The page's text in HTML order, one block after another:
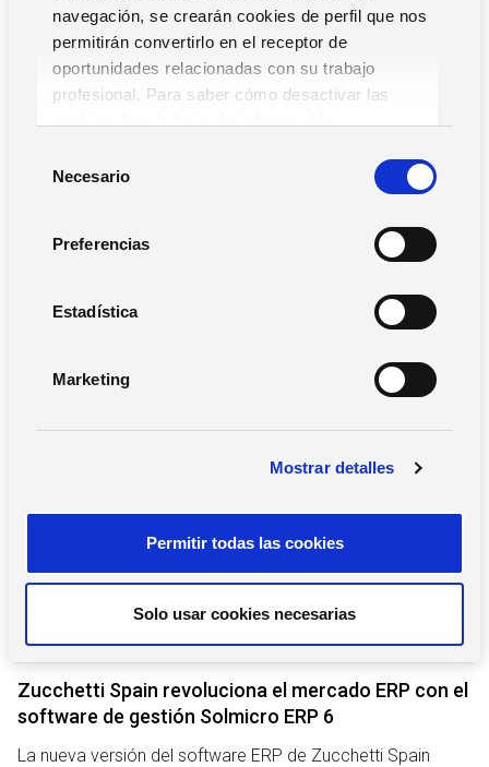
navegación, se crearán cookies de perfil que nos
permitirán convertirlo en el receptor de
oportunidades relacionadas con su trabajo
profesional. Para saber cómo desactivar las
n
m
e
t
Necesario
Preferencias
Estadística
Marketing
Mostrar detalles
Permitir todas las cookies
Solo usar cookies necesarias
Ocultar filtros
Buscar
Notas de prensa
Zucchetti Spain revoluciona el mercado ERP con el
software de gestión Solmicro ERP 6
La nueva versión del software ERP de Zucchetti Spain